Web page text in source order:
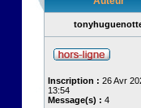
Inscription : 26 Avr
13:54
Message(s) : 4